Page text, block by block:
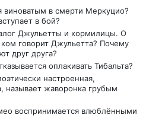
виноватым в смерти Меркуцио?
в бой?
Джульетты и кормилицы. О
говорит Джульетта? Почему
друг друга?
оплакивать Тибальта?
настроенная,
называет жаворонка грубым
воспринимается влюблёнными